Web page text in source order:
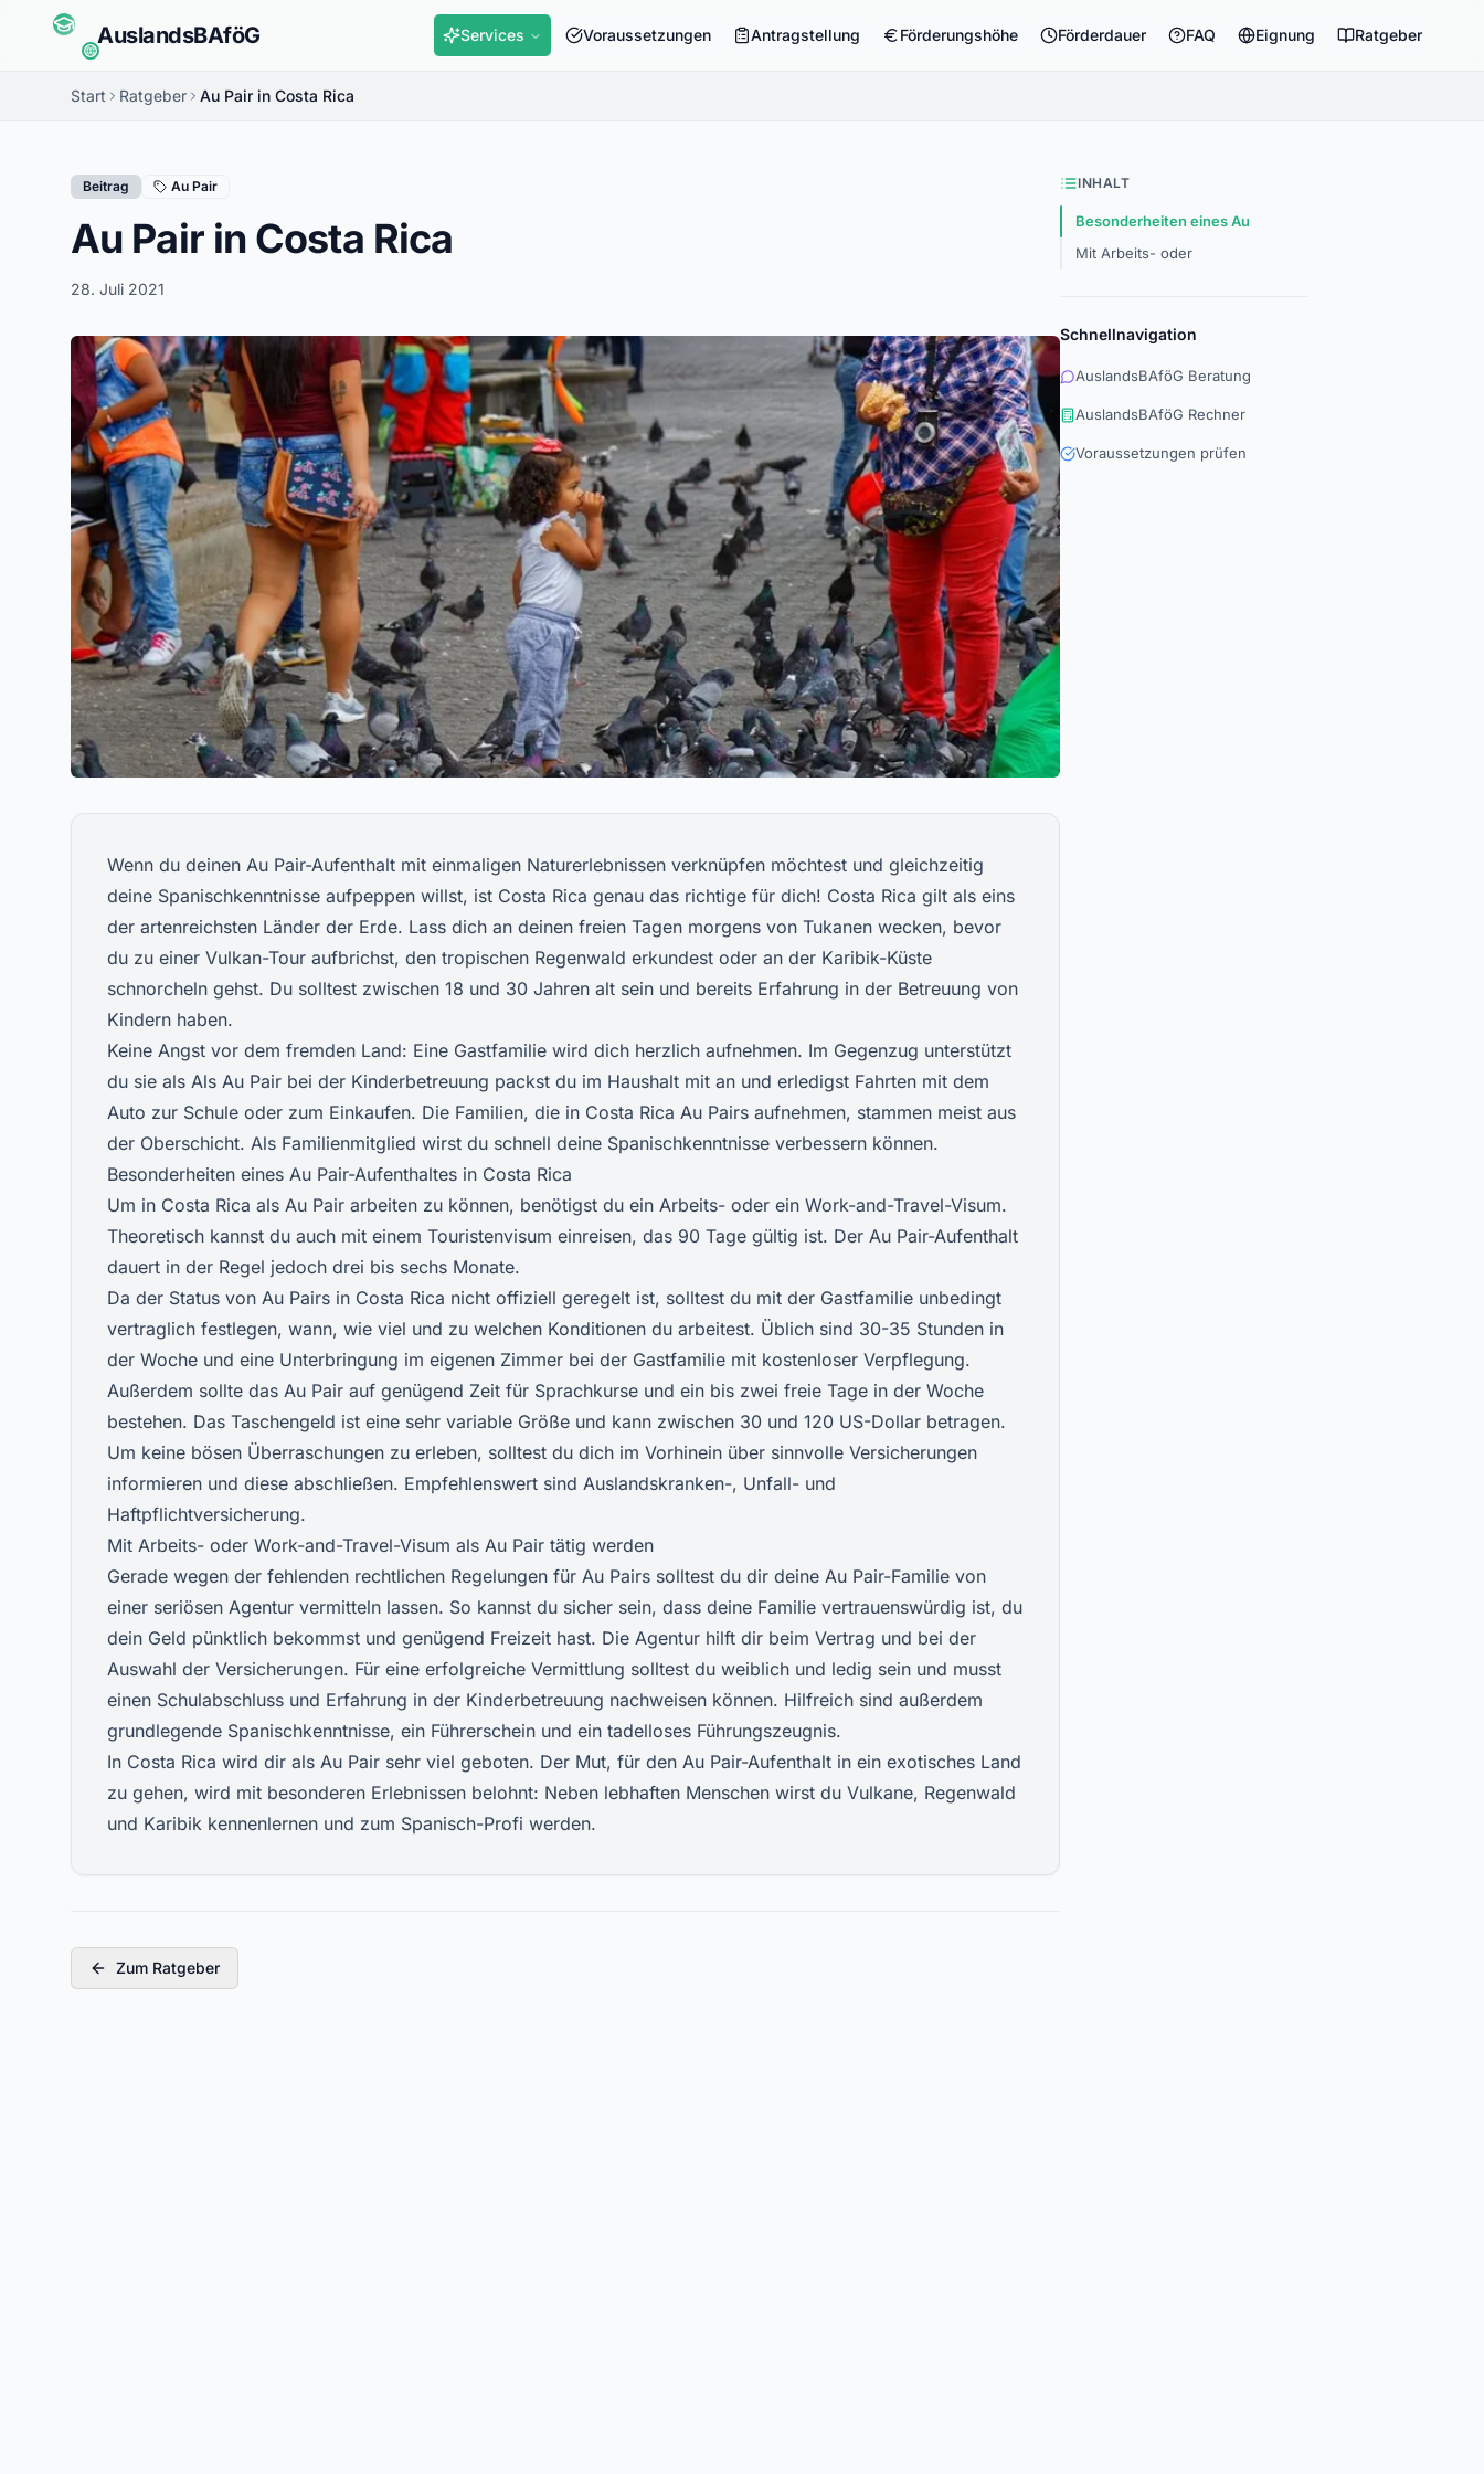
AuslandsBAföG Services Voraussetzungen Antragstellung Förderungshöhe Förderdauer FAQ Eignung Ratgeber
Start Ratgeber Au Pair in Costa Rica
Beitrag Au Pair
Au Pair in Costa Rica
28. Juli 2021
Wenn du deinen Au Pair-Aufenthalt mit einmaligen Naturerlebnissen verknüpfen möchtest und gleichzeitig
deine Spanischkenntnisse aufpeppen willst, ist Costa Rica genau das richtige für dich! Costa Rica gilt als eins
der artenreichsten Länder der Erde. Lass dich an deinen freien Tagen morgens von Tukanen wecken, bevor
du zu einer Vulkan-Tour aufbrichst, den tropischen Regenwald erkundest oder an der Karibik-Küste
schnorcheln gehst. Du solltest zwischen 18 und 30 Jahren alt sein und bereits Erfahrung in der Betreuung von
Kindern haben.
Keine Angst vor dem fremden Land: Eine Gastfamilie wird dich herzlich aufnehmen. Im Gegenzug unterstützt
du sie als Als Au Pair bei der Kinderbetreuung packst du im Haushalt mit an und erledigst Fahrten mit dem
Auto zur Schule oder zum Einkaufen. Die Familien, die in Costa Rica Au Pairs aufnehmen, stammen meist aus
der Oberschicht. Als Familienmitglied wirst du schnell deine Spanischkenntnisse verbessern können.
Besonderheiten eines Au Pair-Aufenthaltes in Costa Rica
Um in Costa Rica als Au Pair arbeiten zu können, benötigst du ein Arbeits- oder ein Work-and-Travel-Visum.
Theoretisch kannst du auch mit einem Touristenvisum einreisen, das 90 Tage gültig ist. Der Au Pair-Aufenthalt
dauert in der Regel jedoch drei bis sechs Monate.
Da der Status von Au Pairs in Costa Rica nicht offiziell geregelt ist, solltest du mit der Gastfamilie unbedingt
vertraglich festlegen, wann, wie viel und zu welchen Konditionen du arbeitest. Üblich sind 30-35 Stunden in
der Woche und eine Unterbringung im eigenen Zimmer bei der Gastfamilie mit kostenloser Verpflegung.
Außerdem sollte das Au Pair auf genügend Zeit für Sprachkurse und ein bis zwei freie Tage in der Woche
bestehen. Das Taschengeld ist eine sehr variable Größe und kann zwischen 30 und 120 US-Dollar betragen.
Um keine bösen Überraschungen zu erleben, solltest du dich im Vorhinein über sinnvolle Versicherungen
informieren und diese abschließen. Empfehlenswert sind Auslandskranken-, Unfall- und
Haftpflichtversicherung.
Mit Arbeits- oder Work-and-Travel-Visum als Au Pair tätig werden
Gerade wegen der fehlenden rechtlichen Regelungen für Au Pairs solltest du dir deine Au Pair-Familie von
einer seriösen Agentur vermitteln lassen. So kannst du sicher sein, dass deine Familie vertrauenswürdig ist, du
dein Geld pünktlich bekommst und genügend Freizeit hast. Die Agentur hilft dir beim Vertrag und bei der
Auswahl der Versicherungen. Für eine erfolgreiche Vermittlung solltest du weiblich und ledig sein und musst
einen Schulabschluss und Erfahrung in der Kinderbetreuung nachweisen können. Hilfreich sind außerdem
grundlegende Spanischkenntnisse, ein Führerschein und ein tadelloses Führungszeugnis.
In Costa Rica wird dir als Au Pair sehr viel geboten. Der Mut, für den Au Pair-Aufenthalt in ein exotisches Land
zu gehen, wird mit besonderen Erlebnissen belohnt: Neben lebhaften Menschen wirst du Vulkane, Regenwald
und Karibik kennenlernen und zum Spanisch-Profi werden.
Zum Ratgeber
INHALT
Besonderheiten eines Au
Mit Arbeits- oder
Schnellnavigation
AuslandsBAföG Beratung
AuslandsBAföG Rechner
Voraussetzungen prüfen